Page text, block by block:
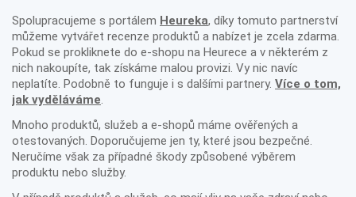
Spolupracujeme s portálem Heureka, díky tomuto partnerství
můžeme vytvářet recenze produktů a nabízet je zcela zdarma.
Pokud se prokliknete do e-shopu na Heurece a v některém z
nich nakoupíte, tak získáme malou provizi. Vy nic navíc
neplatíte. Podobně to funguje i s dalšími partnery. Více o tom,
jak vyděláváme.
Mnoho produktů, služeb a e-shopů máme ověřených a
otestovaných. Doporučujeme jen ty, které jsou bezpečné.
Neručíme však za případné škody způsobené výběrem
produktu nebo služby.